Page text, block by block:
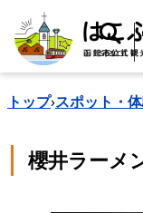
search
トップ›スポット・
櫻井ラーメ